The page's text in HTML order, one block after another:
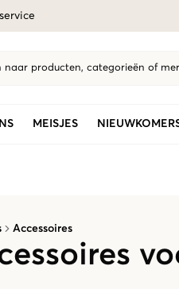
naar producten, categorieën of
MEISJES
Accessoires